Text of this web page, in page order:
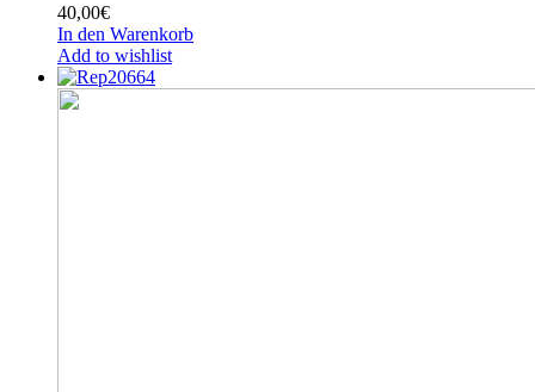
40,00€
In den Warenkorb
Add to wishlist